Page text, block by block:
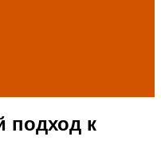
подход к